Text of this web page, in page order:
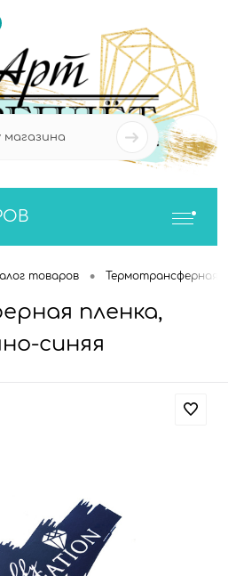
0
товаров • Термотрансферная
пленка,
синяя